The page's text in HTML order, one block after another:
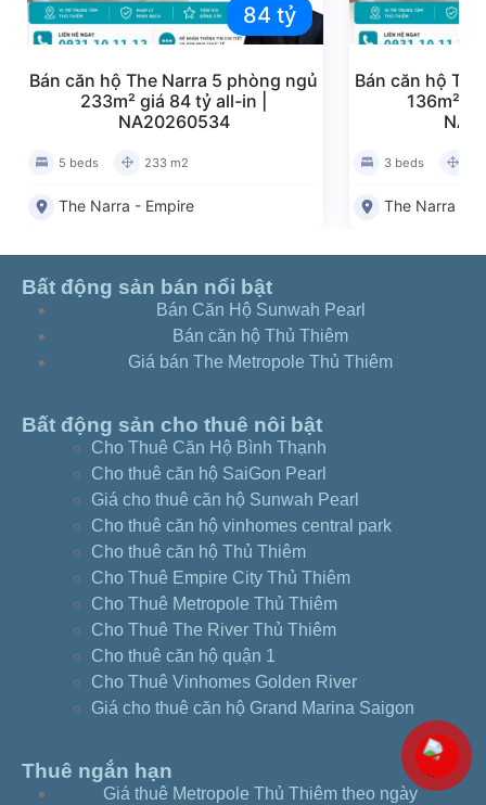
84 tỷ
Bán căn hộ The Narra 5 phòng ngủ
233m² giá 84 tỷ all-in |
NA20260534
5 beds 233 m2
The Narra - Empire
Bán căn hộ
136m²
3 beds
The Narra -
Bất động sản bán nổi bật
Bán Căn Hộ Sunwah Pearl
Bán căn hộ Thủ Thiêm
Giá bán The Metropole Thủ Thiêm
Bất động sản cho thuê nôi bật
Cho Thuê Căn Hộ Bình Thạnh
Cho thuê căn hộ SaiGon Pearl
Giá cho thuê căn hộ Sunwah Pearl
Cho thuê căn hộ vinhomes central park
Cho thuê căn hộ Thủ Thiêm
Cho Thuê Empire City Thủ Thiêm
Cho Thuê Metropole Thủ Thiêm
Cho Thuê The River Thủ Thiêm
Cho thuê căn hộ quận 1
Cho Thuê Vinhomes Golden River
Giá cho thuê căn hộ Grand Marina Saigon
Thuê ngắn hạn
Giá thuê Metropole Thủ Thiêm theo ngày